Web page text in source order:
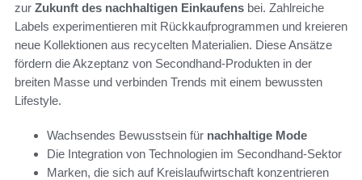
zur Zukunft des nachhaltigen Einkaufens bei. Zahlreiche
Labels experimentieren mit Rückkaufprogrammen und kreieren
neue Kollektionen aus recycelten Materialien. Diese Ansätze
fördern die Akzeptanz von Secondhand-Produkten in der
breiten Masse und verbinden Trends mit einem bewussten
Lifestyle.
Wachsendes Bewusstsein für nachhaltige Mode
Die Integration von Technologien im Secondhand-Sektor
Marken, die sich auf Kreislaufwirtschaft konzentrieren